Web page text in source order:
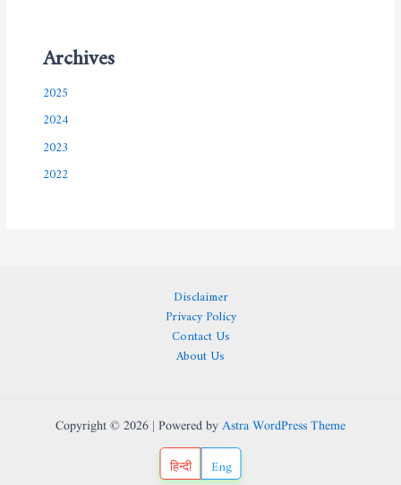
हिन्दी Eng
Archives
2025
2024
2023
2022
Disclaimer
Privacy Policy
Contact Us
About Us
Copyright © 2026 | Powered by Astra WordPress Theme